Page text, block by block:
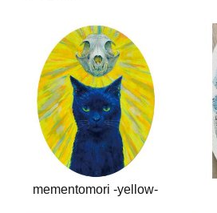
mementomori -yellow-